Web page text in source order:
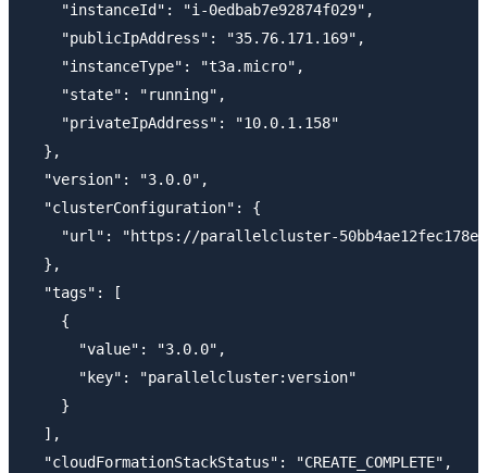
    "instanceId": "i-0edbab7e92874f029",
    "publicIpAddress": "35.76.171.169",
    "instanceType": "t3a.micro",
    "state": "running",
    "privateIpAddress": "10.0.1.158"
  },
  "version": "3.0.0",
  "clusterConfiguration": {
"url": "https://parallelcluster-
  },
  "tags": [
    {
      "value": "3.0.0",
      "key": "parallelcluster:version"
    }
  ],
  "cloudFormationStackStatus": "CREATE_COMPLETE",